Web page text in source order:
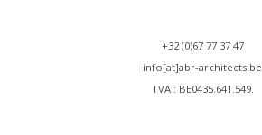
+32 (0)67 77 37 47
info[at]abr-architects.be
TVA : BE0435.641.549.